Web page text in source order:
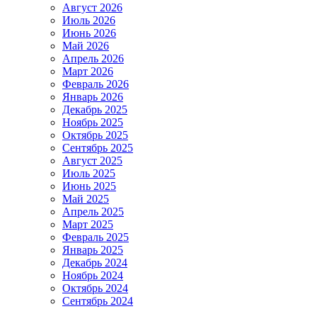
Август 2026
Июль 2026
Июнь 2026
Май 2026
Апрель 2026
Март 2026
Февраль 2026
Январь 2026
Декабрь 2025
Ноябрь 2025
Октябрь 2025
Сентябрь 2025
Август 2025
Июль 2025
Июнь 2025
Май 2025
Апрель 2025
Март 2025
Февраль 2025
Январь 2025
Декабрь 2024
Ноябрь 2024
Октябрь 2024
Сентябрь 2024